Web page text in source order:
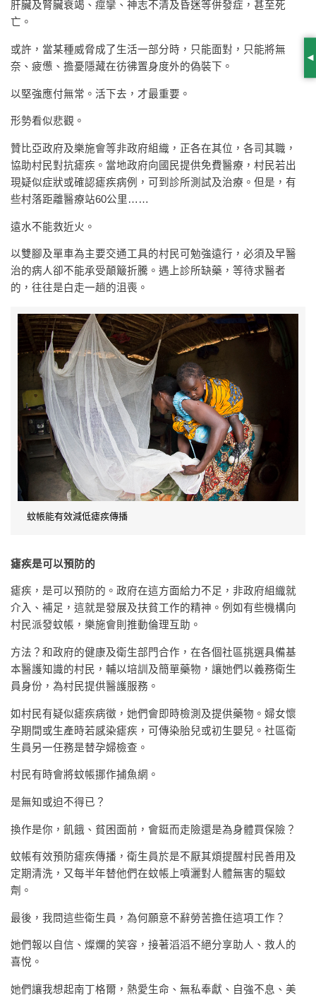
肝臟及腎臟衰竭、痙攣、神志不清及昏迷等併發症，甚至死
亡。
或許，當某種威脅成了生活一部分時，只能面對，只能將無
奈、疲憊、擔憂隱藏在彷彿置身度外的偽裝下。
以堅強應付無常。活下去，才最重要。
形勢看似悲觀。
贊比亞政府及樂施會等非政府組織，正各在其位，各司其職，
協助村民對抗瘧疾。當地政府向國民提供免費醫療，村民若出
現疑似症狀或確認瘧疾病例，可到診所測試及治療。但是，有
些村落距離醫療站60公里……
遠水不能救近火。
以雙腳及單車為主要交通工具的村民可勉強遠行，必須及早醫
治的病人卻不能承受顛簸折騰。遇上診所缺藥，等待求醫者
的，往往是白走一趟的沮喪。
蚊帳能有效減低瘧疾傳播
瘧疾是可以預防的
瘧疾，是可以預防的。政府在這方面給力不足，非政府組織就
介入、補足，這就是發展及扶貧工作的精神。例如有些機構向
村民派發蚊帳，樂施會則推動倫理互助。
方法？和政府的健康及衛生部門合作，在各個社區挑選具備基
本醫護知識的村民，輔以培訓及簡單藥物，讓她們以義務衛生
員身份，為村民提供醫護服務。
如村民有疑似瘧疾病徵，她們會即時檢測及提供藥物。婦女懷
孕期間或生產時若感染瘧疾，可傳染胎兒或初生嬰兒。社區衛
生員另一任務是替孕婦檢查。
村民有時會將蚊帳挪作捕魚網。
是無知或迫不得已？
換作是你，飢餓、貧困面前，會鋌而走險還是為身體買保險？
蚊帳有效預防瘧疾傳播，衛生員於是不厭其煩提醒村民善用及
定期清洗，又每半年替他們在蚊帳上噴灑對人體無害的驅蚊
劑。
最後，我問這些衛生員，為何願意不辭勞苦擔任這項工作？
她們報以自信、燦爛的笑容，接著滔滔不絕分享助人、救人的
喜悅。
她們讓我想起南丁格爾，熱愛生命、無私奉獻、自強不息、美